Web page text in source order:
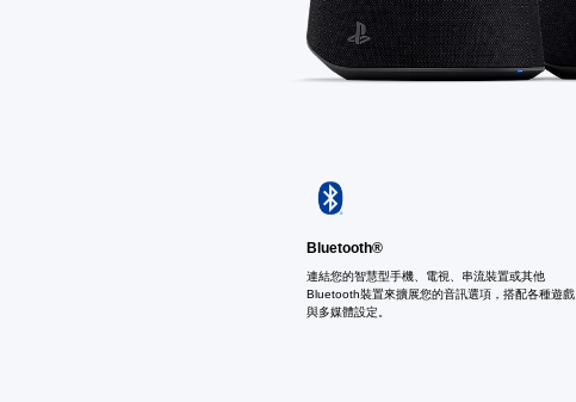
Bluetooth®
連結您的智慧型手機、電視、串流裝置或其他
Bluetooth裝置來擴展您的音訊選項，搭配各種遊戲
與多媒體設定。